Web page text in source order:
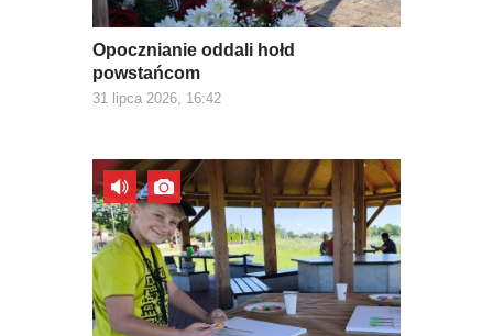
Opocznianie oddali hołd
powstańcom
31 lipca 2026, 16:42